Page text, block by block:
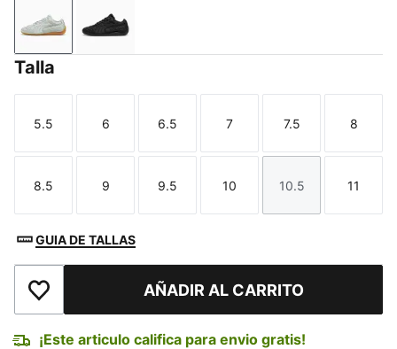
Créme De Mint-PUMA White-Caramel Latte
PUMA Black-PUMA White
Talla
Talla
5.5
Talla
6
Talla
6.5
Talla
7
Talla
7.5
Talla
8
Talla
8.5
Talla
9
Talla
9.5
Talla
10
Talla
10.5
Talla
11
GUIA DE TALLAS
Añadir a la lista de deseosAÑADIR AL CARRITO
¡Este articulo califica para envio gratis!